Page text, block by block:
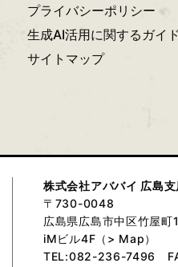
プライバシーポリシー
生成AI活用に関するガイ
サイトマップ
株式会社アババイ 広島支
〒730-0048
広島県広島市中区竹屋町
iMビル4F（ > Map）
TEL:082-236-7496